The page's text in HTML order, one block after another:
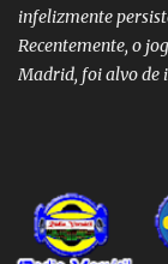
infelizmente
Recentemente, o
Madrid, foi alvo de
futebol brasileiros
envolvendo
seja um problema